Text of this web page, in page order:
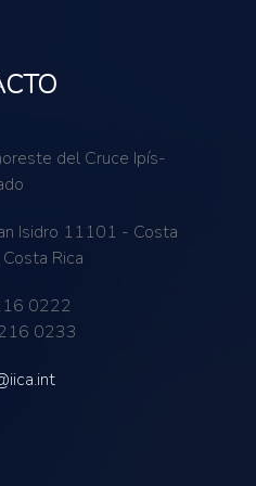
del Cruce Ipís-
Isidro 11101 - Costa
Costa Rica
0222
0233